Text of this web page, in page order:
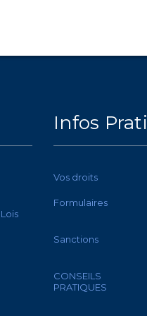
Infos
Vos droits
Formulaires
Sanctions
CONSEILS
PRATIQUES